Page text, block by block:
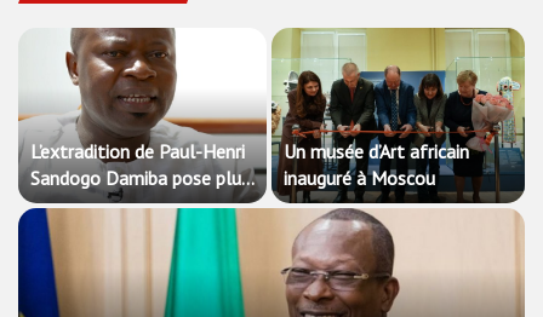
L’extradition de Paul-Henri
Sandogo Damiba pose plus
de questions qu’elle n’y
répond
Un musée d’Art africain
inauguré à Moscou